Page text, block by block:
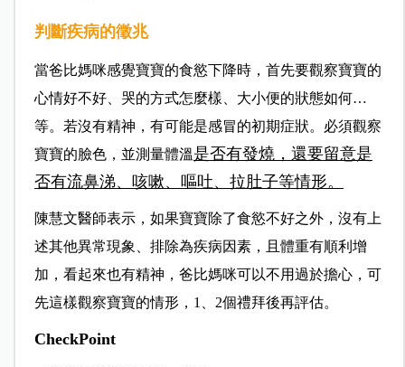
判斷疾病的徵兆
當爸比媽咪感覺寶寶的食慾下降時，首先要觀察寶寶的
心情好不好、哭的方式怎麼樣、大小便的狀態如何…
等。若沒有精神，有可能是感冒的初期症狀。必須觀察
寶寶的臉色，並測量體溫是否有發燒，還要留意是
否有流鼻涕、咳嗽、嘔吐、拉肚子等情形。
陳慧文醫師表示，如果寶寶除了食慾不好之外，沒有上
述其他異常現象、排除為疾病因素，且體重有順利增
加，看起來也有精神，爸比媽咪可以不用過於擔心，可
先這樣觀察寶寶的情形，1、2個禮拜後再評估。
CheckPoint